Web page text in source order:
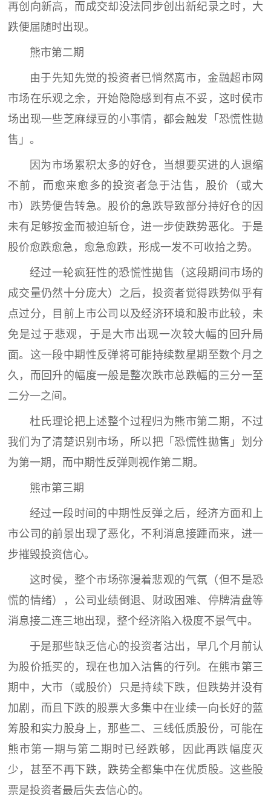
再创向新高，而成交却没法同步创出新纪录之时，大
跌便届随时出现。
熊市第二期
由于先知先觉的投资者已悄然离市，金融超市网
市场在乐观之余，开始隐隐感到有点不妥，这时侯市
场出现一些芝麻绿豆的小事情，都会触发「恐慌性拋
售」。
因为市场累积太多的好仓，当想要买进的人退缩
不前，而愈来愈多的投资者急于沽售，股价（或大
市）跌势便告转急。股价的急跌导致部分持好仓的因
未有足够按金而被迫斩仓，进一步使跌势恶化。于是
股价愈跌愈急，愈急愈跌，形成一发不可收拾之势。
经过一轮疯狂性的恐慌性拋售（这段期间市场的
成交量仍然十分庞大）之后，投资者觉得跌势似乎有
点过分，目前上市公司以及经济环境和股市此较，未
免是过于悲观，于是大市出现一次较大幅的回升局
面。这一段中期性反弹将可能持续数星期至数个月之
久，而回升的幅度一般是整次跌市总跌幅的三分一至
二分一之间。
杜氏理论把上述整个过程归为熊市第二期，不过
我们为了清楚识别市场，所以把「恐慌性拋售」划分
为第一期，而中期性反弹则视作第二期。
熊市第三期
经过一段时间的中期性反弹之后，经济方面和上
市公司的前景出现了恶化，不利消息接踵而来，进一
步摧毁投资信心。
这时侯，整个市场弥漫着悲观的气氛（但不是恐
慌的情绪），公司业绩倒退、财政困难、停牌清盘等
消息接二连三地出现，整个经济陷入极度不景气中。
于是那些缺乏信心的投资者沽出，早几个月前认
为股价抵买的，现在也加入沽售的行列。在熊市第三
期中，大市（或股价）只是持续下跌，但跌势并没有
加剧，而且下跌的股票大多集中在业续一向长好的蓝
筹股和实力股身上，那些二、三线低质股份，可能在
熊市第一期与第二期时已经跌够，因此再跌幅度灭
少，甚至不再下跌，跌势全都集中在优质股。这些股
票是投资者最后失去信心的。